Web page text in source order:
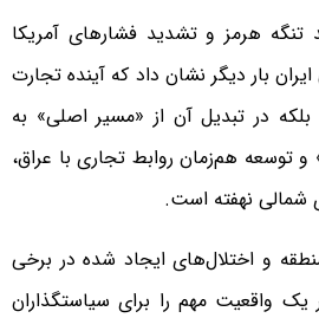
هرمز و تشدید فشارهای آمریکا
بار دیگر نشان داد که آینده تجارت
در تبدیل آن از «مسیر اصلی» به
توسعه هم‌زمان روابط تجاری با عراق،
شمالی نهفته است.
و اختلال‌های ایجاد شده در برخی
یک واقعیت مهم را برای سیاستگذاران